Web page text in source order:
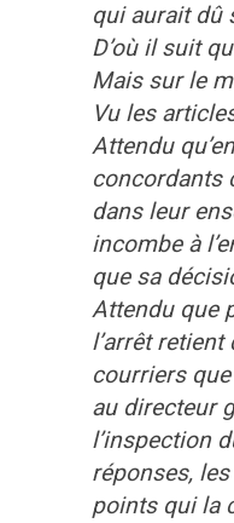
qui aurait dû
D’où il suit
Mais sur le
Vu les
Attendu
concordants
dans leur
incombe à
que sa
Attendu que
l’arrêt
courriers
au directeur
l’inspection
réponses,
points qui la